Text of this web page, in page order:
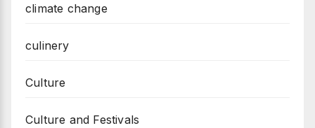
climate change
culinery
Culture
Culture and Festivals